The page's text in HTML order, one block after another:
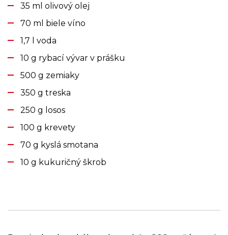
35 ml olivový olej
70 ml biele víno
1,7 l voda
10 g rybací vývar v prášku
500 g zemiaky
350 g treska
250 g losos
100 g krevety
70 g kyslá smotana
10 g kukuričný škrob